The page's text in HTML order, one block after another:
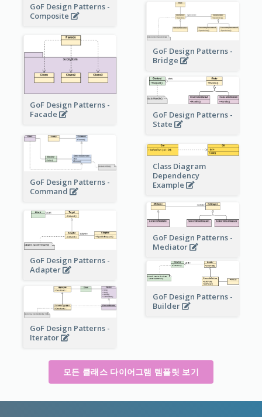
GoF Design Patterns -
Composite
GoF Design Patterns -
Bridge
GoF Design Patterns -
Facade
GoF Design Patterns -
State
GoF Design Patterns -
Command
Class Diagram
Dependency
Example
GoF Design Patterns -
Mediator
GoF Design Patterns -
Adapter
GoF Design Patterns -
Builder
GoF Design Patterns -
Iterator
모든 클래스 다이어그램 템플릿 보기